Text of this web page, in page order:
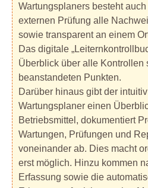
Wartungsplaners besteht
externen Prüfung alle
sowie transparent an einem
Das digitale
Überblick über alle Kontrollen
beanstandeten Punkten.
Darüber hinaus gibt der
Wartungsplaner einen
Betriebsmittel, dokumentiert
Wartungen, Prüfungen und
voneinander ab. Dies macht
erst möglich. Hinzu kommen
Erfassung sowie die